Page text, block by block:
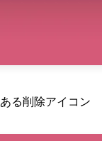
る削除アイコン